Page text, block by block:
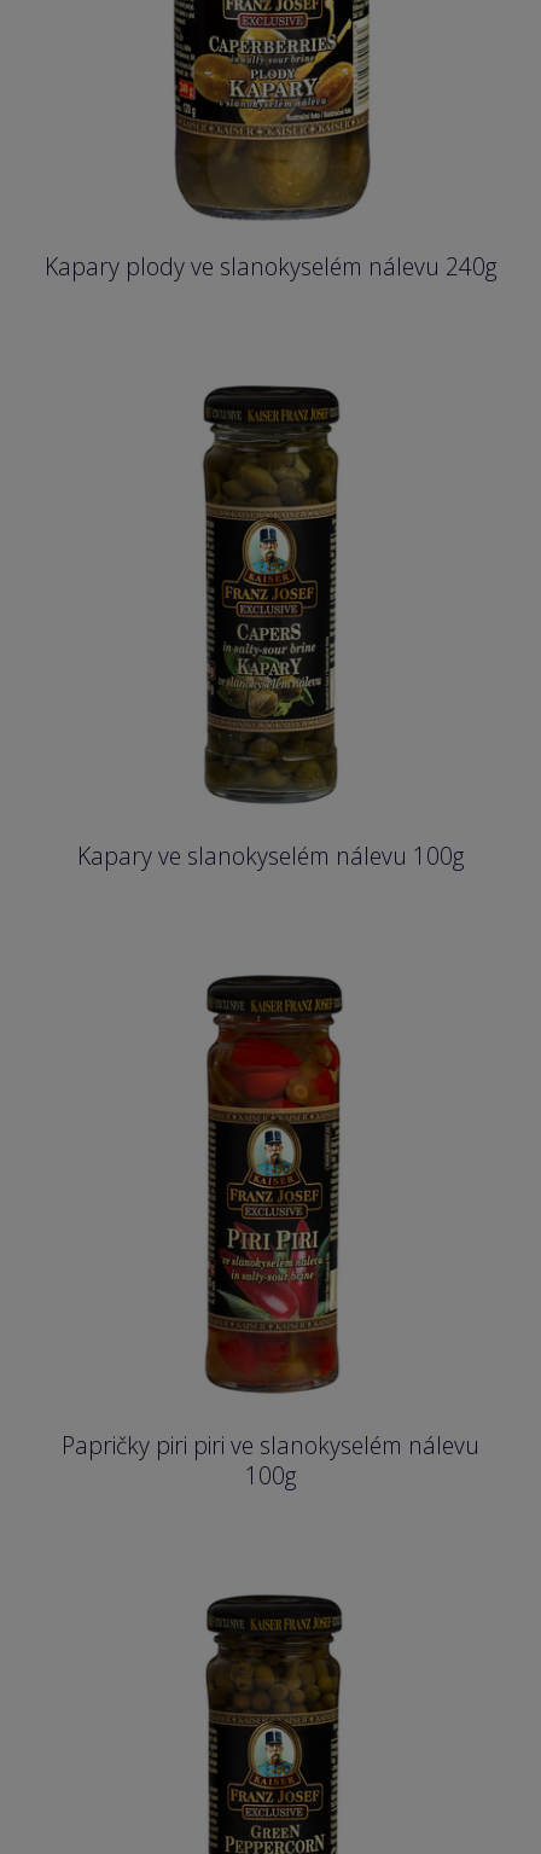
Kapary plody ve slanokyselém nálevu 240g
Kapary ve slanokyselém nálevu 100g
Papričky piri piri ve slanokyselém nálevu
100g